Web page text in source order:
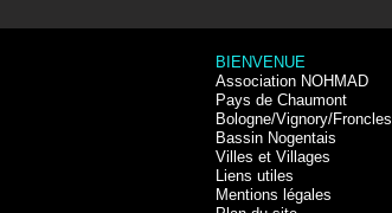
BIENVENUE
Association NOHMAD
Pays de Chaumont
Bologne/Vignory/Froncles
Bassin Nogentais
Villes et Villages
Liens utiles
Mentions légales